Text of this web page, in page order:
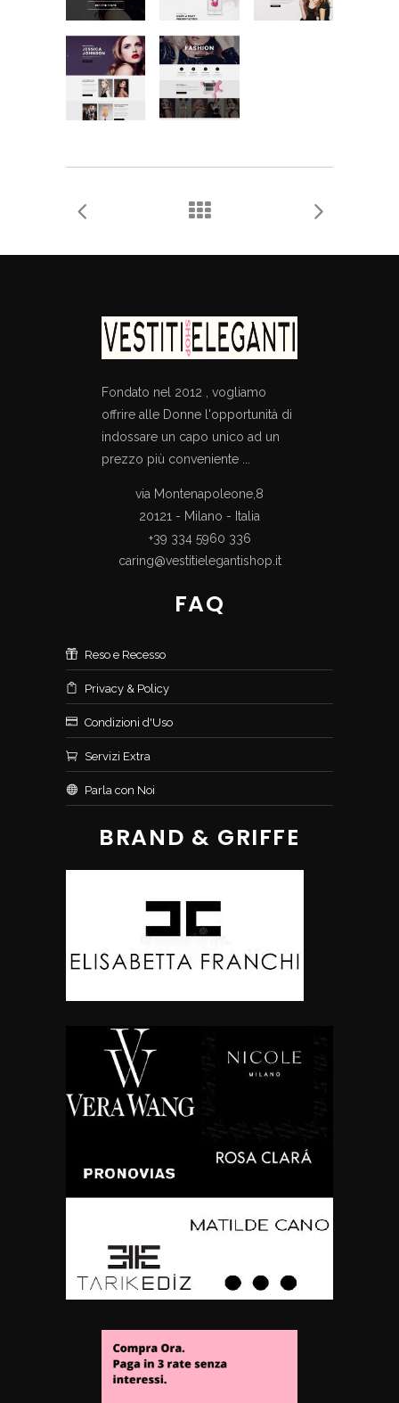
Fondato nel 2012 , vogliamo
offrire alle Donne l'opportunità di
indossare un capo unico ad un
prezzo più conveniente ...
via Montenapoleone,8
20121 - Milano - Italia
+39 334 5960 336
caring@vestitielegantishop.it
FAQ
Reso e Recesso
Privacy & Policy
Condizioni d'Uso
Servizi Extra
Parla con Noi
BRAND & GRIFFE